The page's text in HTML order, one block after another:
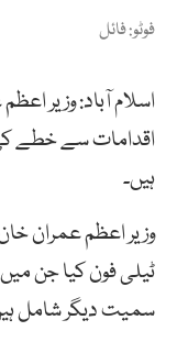
فوٹو: فائل
اسلام آباد: وزیر
اقدامات سے خطے
ہیں۔
وزیر اعظم عمران
ٹیلی فون کیا جن
سمیت دیگر شامل